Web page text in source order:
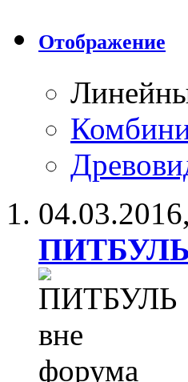
Отображение
04.03.2016,
ПИТБУЛЬ